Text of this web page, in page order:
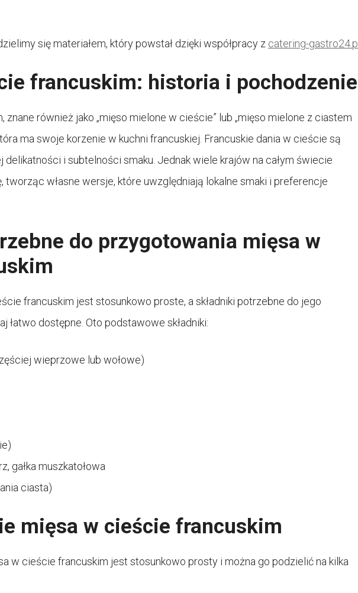
się materiałem, który powstał dzięki współpracy z catering-gastro24.pl
francuskim: historia i pochodzenie
również jako „mięso mielone w cieście” lub „mięso mielone z ciastem
ma swoje korzenie w kuchni francuskiej. Francuskie dania w cieście są
i subtelności smaku. Jednak wiele krajów na całym świecie
tworząc własne wersje, które uwzględniają lokalne smaki i preferencje
do przygotowania mięsa w
francuskim jest stosunkowo proste, a składniki potrzebne do jego
łatwo dostępne. Oto podstawowe składniki:
wieprzowe lub wołowe)
gałka muszkatołowa
ciasta)
mięsa w cieście francuskim
w cieście francuskim jest stosunkowo prosty i można go podzielić na kilka